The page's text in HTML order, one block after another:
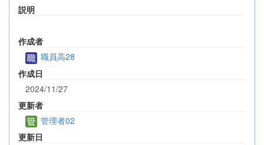
説明
作成者
職員高28
作成日
2024/11/27
更新者
管理者02
更新日